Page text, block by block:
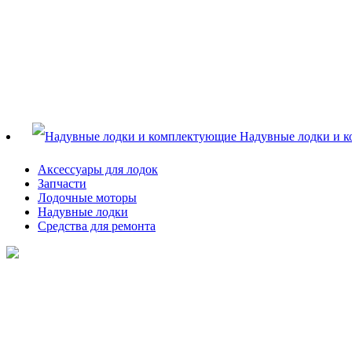
Надувные лодки и
Аксессуары для лодок
Запчасти
Лодочные моторы
Надувные лодки
Средства для ремонта